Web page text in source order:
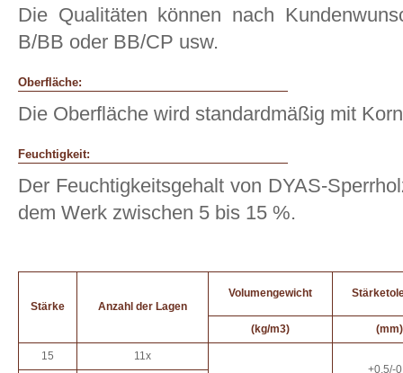
Die Qualitäten können nach
B/BB oder BB/CP usw.
Oberfläche:
Die Oberfläche wird standardmäßig mit
Feuchtigkeit:
Der Feuchtigkeitsgehalt von DYAS-
dem Werk zwischen 5 bis 15 %.
Stärke Anzahl der Lagen
Volumengewicht
(kg/m3) (mm)
15
11x
+0,5/-